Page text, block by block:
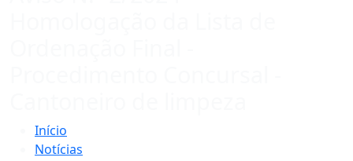
Início
Notícias